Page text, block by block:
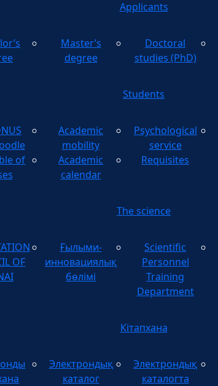
Applicants
Master’s
degree
Doctoral
studies (PhD)
Students
of
Academic
mobility
Academic
calendar
Psychological
service
Requisites
The science
OF
Ғылыми-
инновациялық
бөлімі
Scientific
Personnel
Training
Department
Кітапхана
Электрондық
каталог
Электрондық
каталогта